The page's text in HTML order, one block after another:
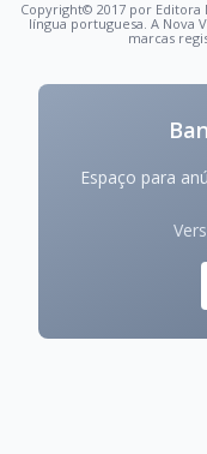
Copyright© 2017 por
língua portuguesa. A Nova
marcas
Espaço para